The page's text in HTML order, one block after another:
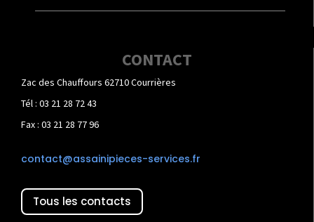
CONTACT
Zac des Chauffours 62710 Courrières
Tél : 03 21 28 72 43
Fax : 03 21 28 77 96
contact@assainipieces-services.fr
Tous les contacts